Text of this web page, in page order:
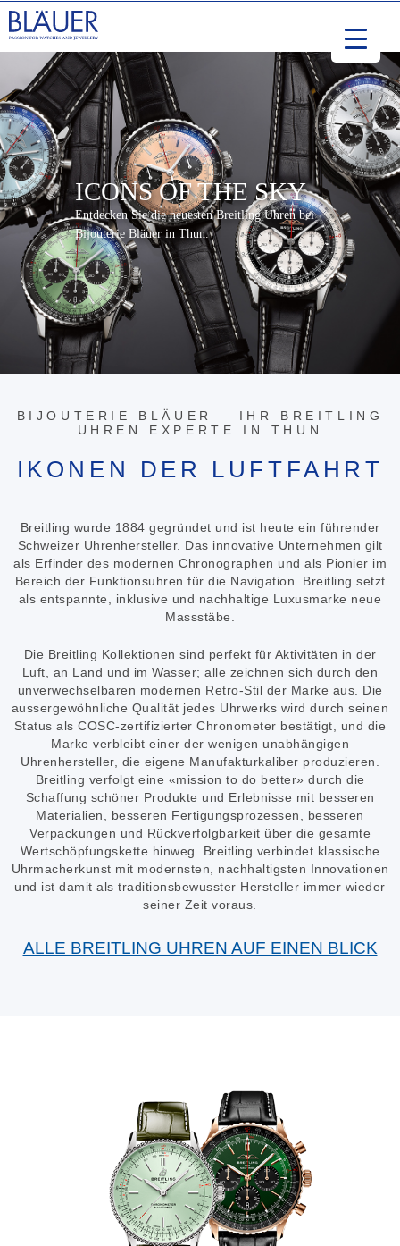
ICONS OF THE SKY
Entdecken Sie die neuesten Breitling Uhren bei
Bijouterie Bläuer in Thun.
BIJOUTERIE BLÄUER – IHR BREITLING
UHREN EXPERTE IN THUN
IKONEN DER LUFTFAHRT
Breitling wurde 1884 gegründet und ist heute ein führender
Schweizer Uhrenhersteller. Das innovative Unternehmen gilt
als Erfinder des modernen Chronographen und als Pionier im
Bereich der Funktionsuhren für die Navigation. Breitling setzt
als entspannte, inklusive und nachhaltige Luxusmarke neue
Massstäbe.
Die Breitling Kollektionen sind perfekt für Aktivitäten in der
Luft, an Land und im Wasser; alle zeichnen sich durch den
unverwechselbaren modernen Retro-Stil der Marke aus. Die
aussergewöhnliche Qualität jedes Uhrwerks wird durch seinen
Status als COSC-zertifizierter Chronometer bestätigt, und die
Marke verbleibt einer der wenigen unabhängigen
Uhrenhersteller, die eigene Manufakturkaliber produzieren.
Breitling verfolgt eine «mission to do better» durch die
Schaffung schöner Produkte und Erlebnisse mit besseren
Materialien, besseren Fertigungsprozessen, besseren
Verpackungen und Rückverfolgbarkeit über die gesamte
Wertschöpfungskette hinweg. Breitling verbindet klassische
Uhrmacherkunst mit modernsten, nachhaltigsten Innovationen
und ist damit als traditionsbewusster Hersteller immer wieder
seiner Zeit voraus.
ALLE BREITLING UHREN AUF EINEN BLICK